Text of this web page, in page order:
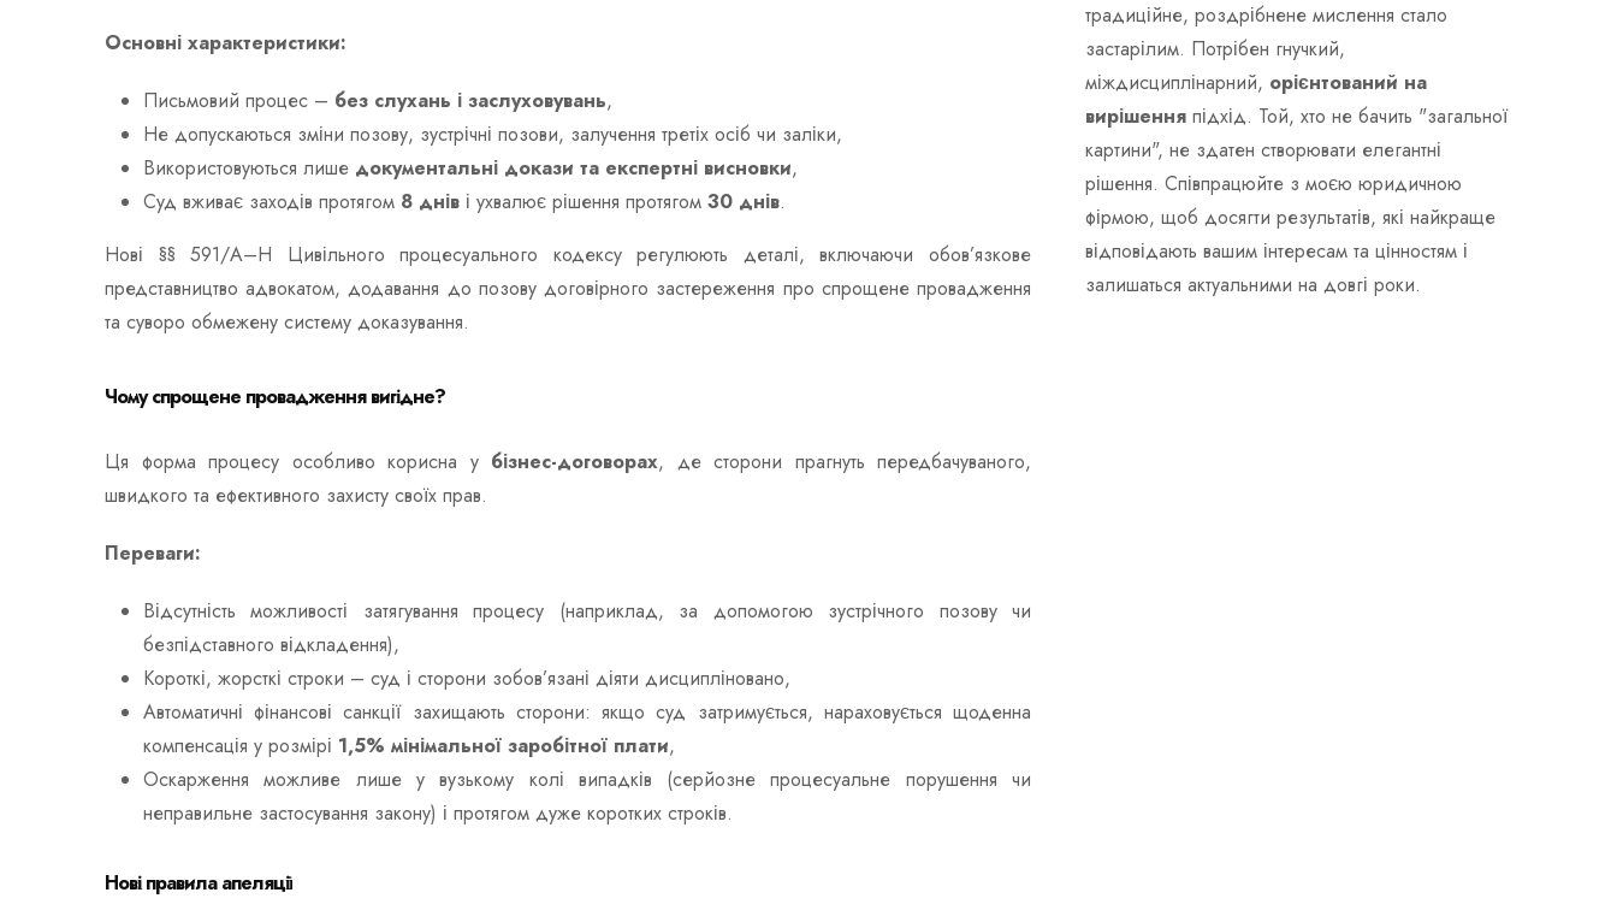
Основні характеристики:
Письмовий процес – без слухань і заслуховувань,
Не допускаються зміни позову, зустрічні позови, залучення третіх осіб чи заліки,
Використовуються лише документальні докази та експертні висновки,
Суд вживає заходів протягом 8 днів і ухвалює рішення протягом 30 днів.
Нові §§ 591/A–H Цивільного процесуального кодексу регулюють деталі, включаючи обов’язкове
представництво адвокатом, додавання до позову договірного застереження про спрощене провадження
та суворо обмежену систему доказування.
Чому спрощене провадження вигідне?
Ця форма процесу особливо корисна у бізнес-договорах, де сторони прагнуть передбачуваного,
швидкого та ефективного захисту своїх прав.
Переваги:
Відсутність можливості затягування процесу (наприклад, за допомогою зустрічного позову чи
безпідставного відкладення),
Короткі, жорсткі строки – суд і сторони зобов’язані діяти дисципліновано,
Автоматичні фінансові санкції захищають сторони: якщо суд затримується, нараховується щоденна
компенсація у розмірі 1,5% мінімальної заробітної плати,
Оскарження можливе лише у вузькому колі випадків (серйозне процесуальне порушення чи
неправильне застосування закону) і протягом дуже коротких строків.
Нові правила апеляції
традиційне, роздрібнене мислення стало
застарілим. Потрібен гнучкий,
міждисциплінарний, орієнтований на
вирішення підхід. Той, хто не бачить "загальної
картини", не здатен створювати елегантні
рішення. Співпрацюйте з моєю юридичною
фірмою, щоб досягти результатів, які найкраще
відповідають вашим інтересам та цінностям і
залишаться актуальними на довгі роки.